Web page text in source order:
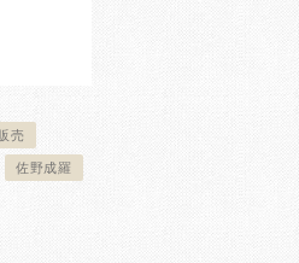
売
佐野成羅